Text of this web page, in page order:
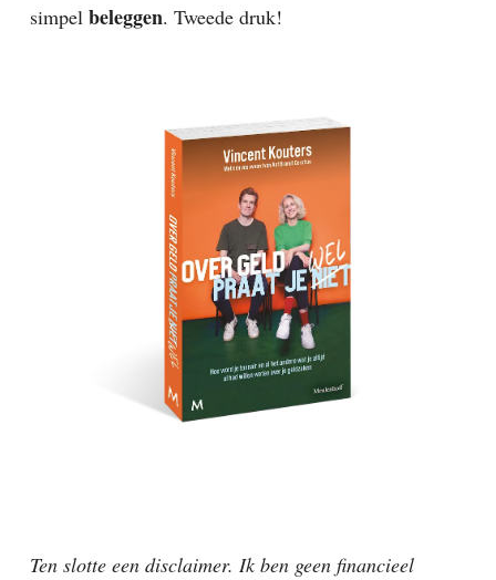
simpel beleggen. Tweede druk!
Ten slotte een disclaimer. Ik ben geen financieel